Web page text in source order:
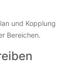
und Kopplung
Bereichen.